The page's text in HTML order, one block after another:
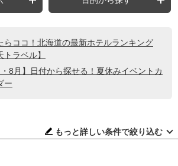
らココ！北海道の最新ホテルランキング
トラベル】
・8月】日付から探せる！夏休みイベントカ
ー
もっと詳しい条件で絞り込む